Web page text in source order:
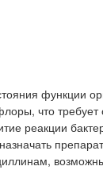
функции
что
реакции